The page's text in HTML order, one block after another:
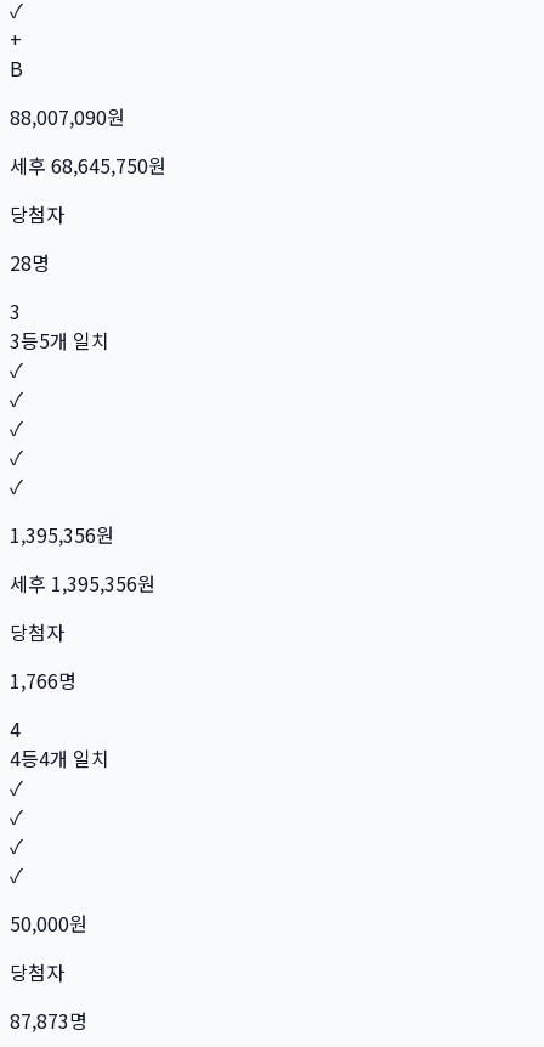
✓
+
B
88,007,090원
세후 68,645,750원
당첨자
28명
3
3등5개 일치
✓
✓
✓
✓
✓
1,395,356원
세후 1,395,356원
당첨자
1,766명
4
4등4개 일치
✓
✓
✓
✓
50,000원
당첨자
87,873명